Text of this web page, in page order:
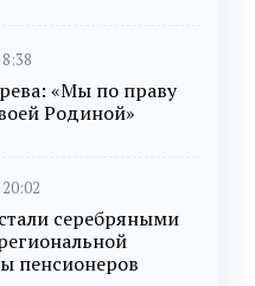
«Мы по праву
Родиной»
серебряными
пенсионеров